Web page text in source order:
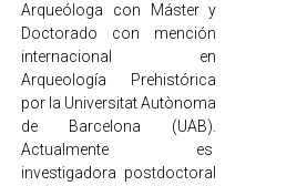
Arqueóloga con Máster y
Doctorado con mención
internacional en
Arqueología Prehistórica
por la Universitat Autònoma
de Barcelona (UAB).
Actualmente es
investigadora postdoctoral